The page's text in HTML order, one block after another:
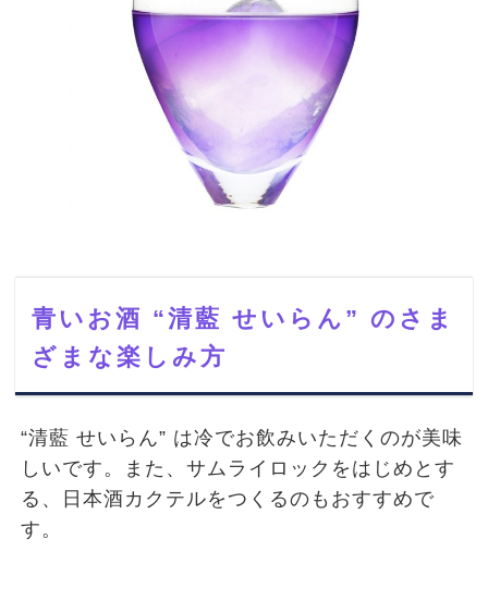
青いお酒 “清藍 せいらん” のさま
ざまな楽しみ方
“清藍 せいらん” は冷でお飲みいただくのが美味
しいです。また、サムライロックをはじめとす
る、日本酒カクテルをつくるのもおすすめで
す。